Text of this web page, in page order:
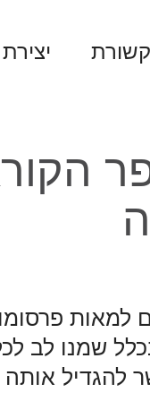
למאות
שמנו לב
להגדיל